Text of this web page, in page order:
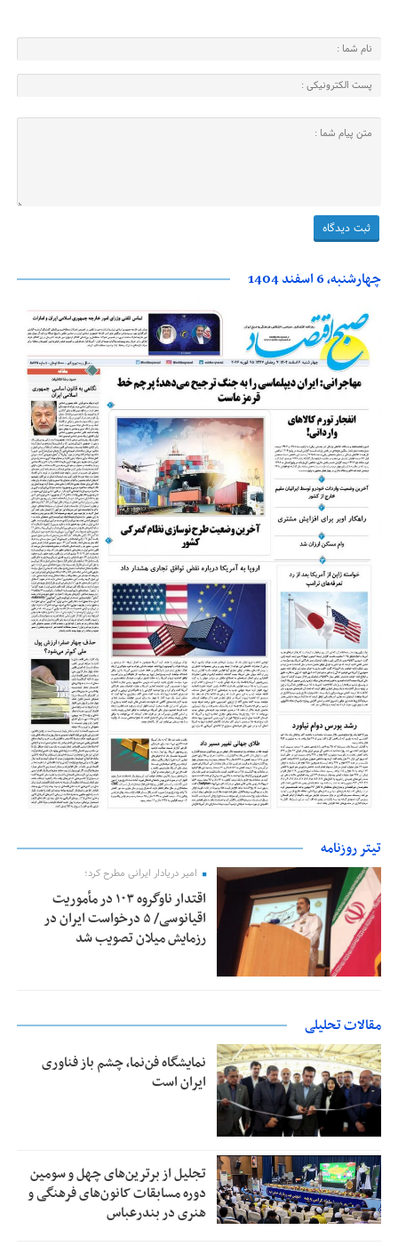
چهارشنبه، 6 اسفند 1404
تیتر روزنامه
امیر دریادار ایرانی مطرح کرد؛
اقتدار ناوگروه ۱۰۳ در مأموریت‌
اقیانوسی/ ۵ درخواست ایران در
رزمایش میلان تصویب شد
مقالات تحلیلی
نمایشگاه فن‌نما، چشم باز فناوری
ایران است
تجلیل از بر‌ترین‌های چهل و سومین
دوره مسابقات کانون‌های فرهنگی و
هنری در بندرعباس